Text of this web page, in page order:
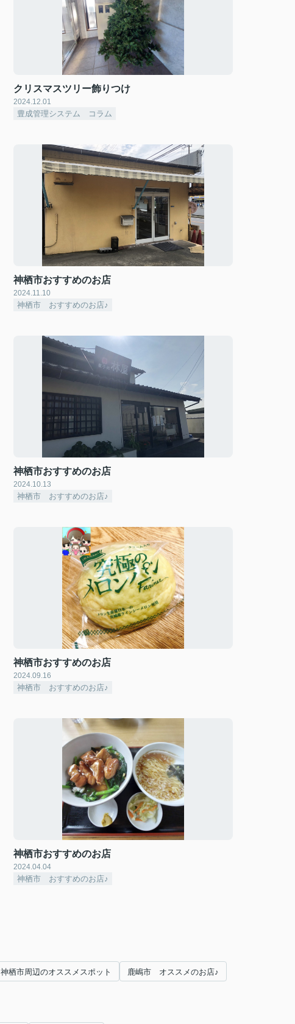
クリスマスツリー飾りつけ
2024.12.01
豊成管理システム コラム
神栖市おすすめのお店
2024.11.10
神栖市 おすすめのお店♪
神栖市おすすめのお店
2024.10.13
神栖市 おすすめのお店♪
神栖市おすすめのお店
2024.09.16
神栖市 おすすめのお店♪
神栖市おすすめのお店
2024.04.04
神栖市 おすすめのお店♪
神栖市周辺のオススメスポット 鹿嶋市 オススメのお店♪